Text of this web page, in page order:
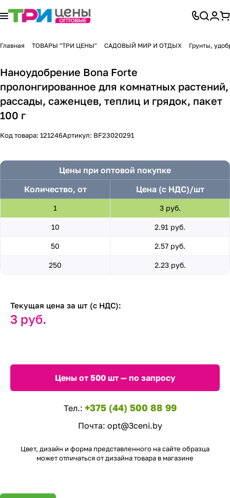
Главная ТОВАРЫ "ТРИ ЦЕНЫ" САДОВЫЙ МИР И ОТДЫХ Грунты,
Наноудобрение Bona Forte
пролонгированное для комнатных растений,
рассады, саженцев, теплиц и грядок, пакет
100 г
Код товара: 121246Артикул: BF23020291
Цены при оптовой покупке
Количество, от
Цена (с НДС)/шт
1 3 руб.
10 2.91 руб.
50 2.57 руб.
250 2.23 руб.
Текущая цена за шт (с НДС):
3 руб.
Цены от 500 шт — по запросу
Тел.: +375 (44) 500 88 99
Почта: opt@3ceni.by
Цвет, дизайн и форма представленного на сайте образца
может отличаться от дизайна товара в магазине